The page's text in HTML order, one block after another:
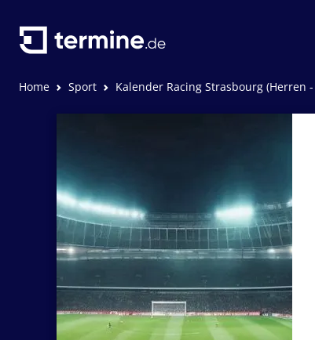
Home Sport Kalender Racing Strasbourg (Herren